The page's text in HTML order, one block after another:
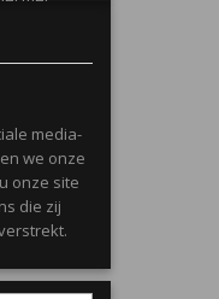
media-
we onze
onze site
die zij